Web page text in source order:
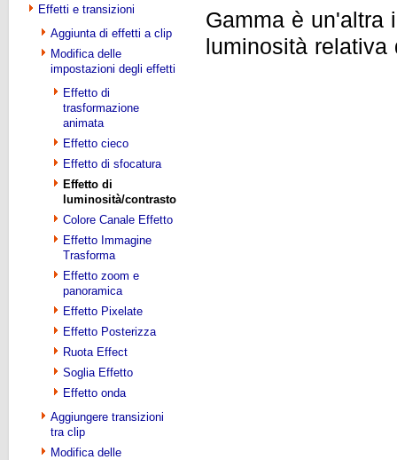
Effetti e transizioni
Aggiunta di effetti a clip
Modifica delle
impostazioni degli effetti
Effetto di
trasformazione
animata
Effetto cieco
Effetto di sfocatura
Effetto di
luminosità/contrasto
Colore Canale Effetto
Effetto Immagine
Trasforma
Effetto zoom e
panoramica
Effetto Pixelate
Effetto Posterizza
Ruota Effect
Soglia Effetto
Effetto onda
Aggiungere transizioni
tra clip
Modifica delle
Gamma è un'altra
luminosità relativa